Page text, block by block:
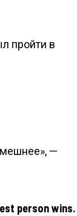
пройти в
—
person wins.